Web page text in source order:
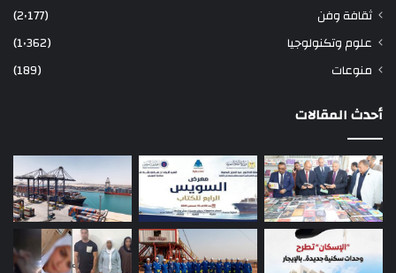
ثقافة وفن
(2٬177)
علوم وتكنولوجيا
(1٬362)
منوعات
(189)
أحدث المقالات